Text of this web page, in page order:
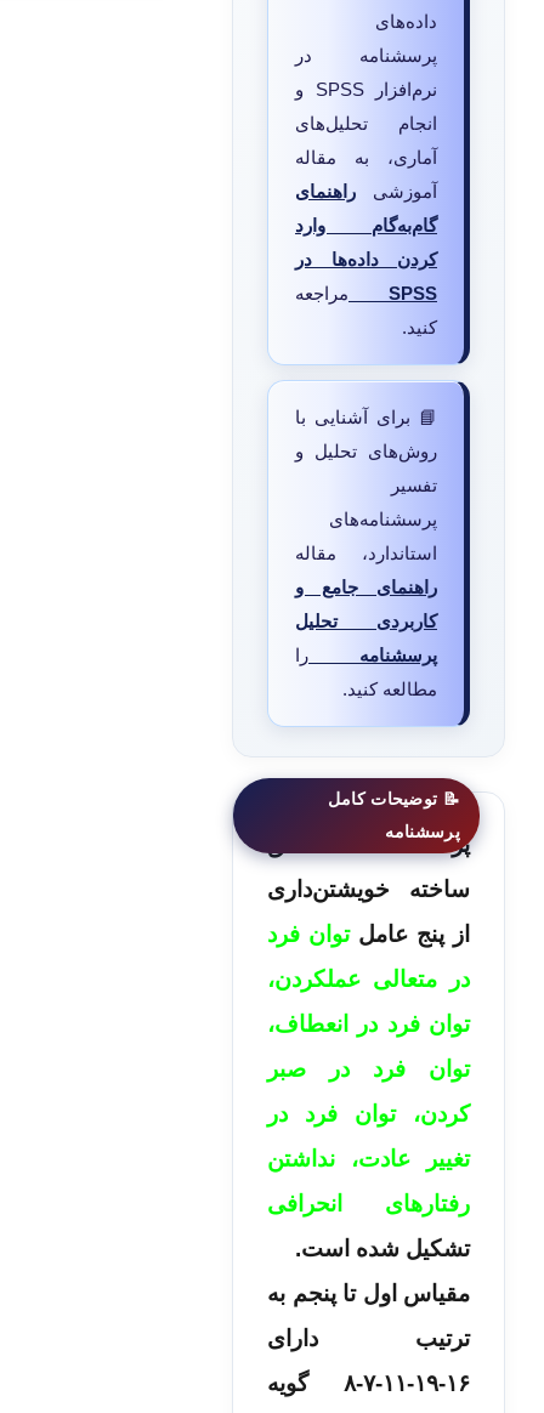
داده‌های
پرسشنامه در
نرم‌افزار SPSS و
انجام تحلیل‌های
آماری، به مقاله
آموزشی راهنمای
گام‌به‌گام وارد
کردن داده‌ها در
SPSS
مراجعه
کنید.
📘 برای آشنایی با
روش‌های تحلیل و
تفسیر
پرسشنامه‌های
استاندارد، مقاله
راهنمای جامع و
کاربردی تحلیل
پرسشنامه را
مطالعه کنید.
پرسشنامه محقق
ساخته خویشتن‌داری
از پنج عاملتوان فرد
در متعالی عمل­کردن،
توان فرد در انعطاف،
توان فرد در صبر
کردن، توان فرد در
تغییر عادت، نداشتن
رفتارهای انحرافی
تشکیل شده است.
مقیاس اول تا پنجم به
ترتیب دارای
۱۶-۱۹-۱۱-۷-۸ گویه